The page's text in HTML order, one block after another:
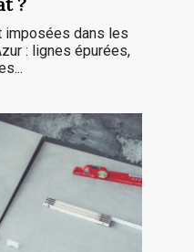
?
imposées dans les
: lignes épurées,